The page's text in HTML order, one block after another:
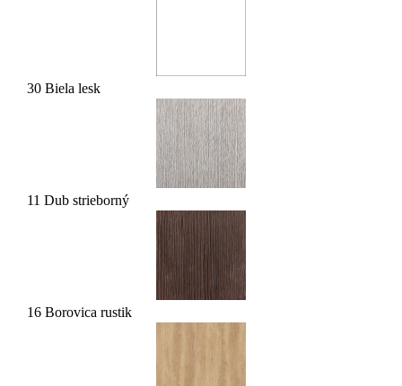
30 Biela lesk
11 Dub strieborný
16 Borovica rustik